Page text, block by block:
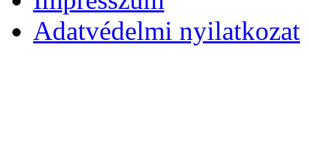
Adatvédelmi nyilatkozat